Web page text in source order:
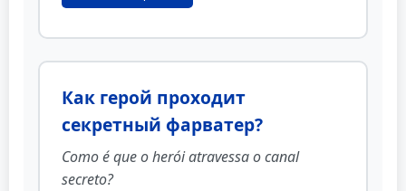
Как герой проходит
секретный фарватер?
Como é que o herói atravessa o canal
secreto?